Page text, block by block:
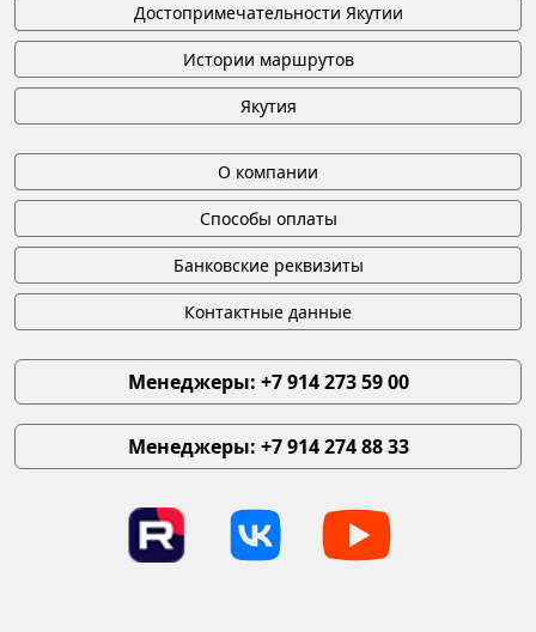
Достопримечательности Якутии
Истории маршрутов
Якутия
О компании
Способы оплаты
Банковские реквизиты
Контактные данные
Менеджеры: +7 914 273 59 00
Менеджеры: +7 914 274 88 33